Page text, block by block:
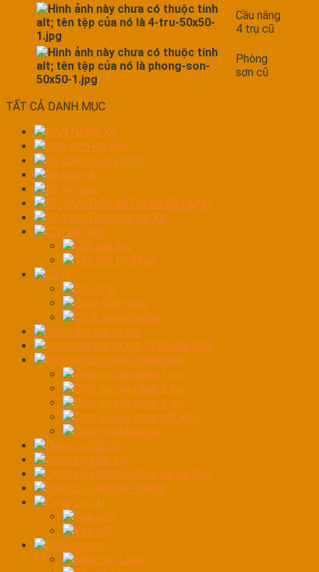
Cầu nâng
4 trụ cũ
Phòng
sơn cũ
TẤT CẢ DANH MỤC
BÀN NÁNG XE
Bình tích khí nén
Bộ dụng cụ gia đình
Bộ kéo nắn
Bộ lục giác
BỘ VAM CẢO MỞ CHUYÊN DỤNG
Bộ Vam Tháo Lắp Lò Xo
Cần xiết lực
Cần cân lực
Tay vặn tự động
Cờ lê
Bộ cờ lê
cờ lê đầu vòng
Cờ lê vòng miệng
Cuộn dây hơi tự rút
Cuộn dây hơi tự rút TEKO dài 20m
Dịch vụ cầu nâng-phòng sơn
Dịch vụ cầu nâng 1 trụ
Dịch vụ cầu nâng 2 trụ
Dịch vụ cầu nâng 4 trụ
Dịch vụ cầu nâng cắt kéo
Dịch vụ phòng sơn
Dụng cụ bắt vít
Dụng cụ cầm tay
Dụng cụ cầm tay dùng pin và điện
Dụng cụ cầm tay Toptul
Dụng cụ cắt
Dao gấp
Kìm cắt
Dụng cụ đo
Máy cân Laser